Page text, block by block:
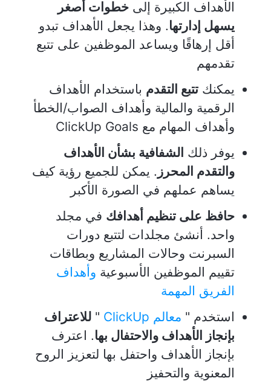
الأهداف الكبيرة إلى خطوات أصغر
يسهل إدارتها. وهذا يجعل الأهداف تبدو
أقل إرهاقًا ويساعد الموظفين على تتبع
تقدمهم
يمكنك تتبع التقدم باستخدام الأهداف
الرقمية والمالية وأهداف الصواب/الخطأ
وأهداف المهام مع ClickUp Goals
يوفر ذلك الشفافية بشأن الأهداف
والتقدم المحرز . يمكن للجميع رؤية كيف
يساهم عملهم في الصورة الأكبر
حافظ على تنظيم أهدافك في مجلد
واحد. أنشئ مجلدات لتتبع دورات
السبرنت وحالات المشاريع وبطاقات
تقييم الموظفين الأسبوعية وأهداف
الفريق المهمة
استخدم " معالم ClickUp " للاعتراف
بإنجاز الأهداف والاحتفال بها. اعترف
بإنجاز الأهداف واحتفل بها لتعزيز الروح
المعنوية والتحفيز